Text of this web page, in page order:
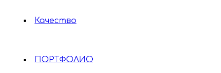
Качество
ПОРТФОЛИО